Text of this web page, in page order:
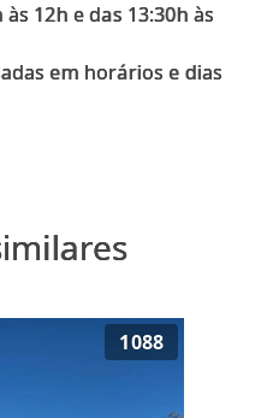
12h e das 13:30h às
em horários e dias
1088